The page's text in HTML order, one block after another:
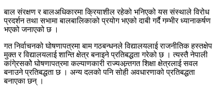
बाल संरक्षण र बालअधिकारमा क्रियाशील रहेको भनिएको यस संस्थाले विरोध
प्रदर्शन तथा सभामा बालबालिकाको प्रयोग भएको दाबी गर्दै गम्भीर ध्यानाकर्षण
भएको जनाएको छ ।
गत निर्वाचनको घोषणापत्रमा बाम गठबन्धनले विद्यालयलाई राजनीतिक हस्तक्षेप
मुक्त र विद्यालयलाई शान्ति क्षेत्र बनाइने प्रतिबद्धता गरेको छ । त्यस्तै नेपाली
कांगे्रसकोे घोषणापत्रमा कल्याणकारी राज्यअन्र्तगत शिक्षा क्षेत्रलाई सवल
बनाउने प्रतिबद्धता छ । अन्य दलको पनि सोही अवधारणाको प्रतिबद्धता
बनाएका छन् ।